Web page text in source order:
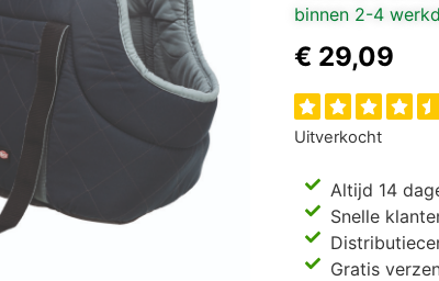
binnen 2-4
€ 29,09
Uitverkocht
Altijd 14
Snelle
Gratis